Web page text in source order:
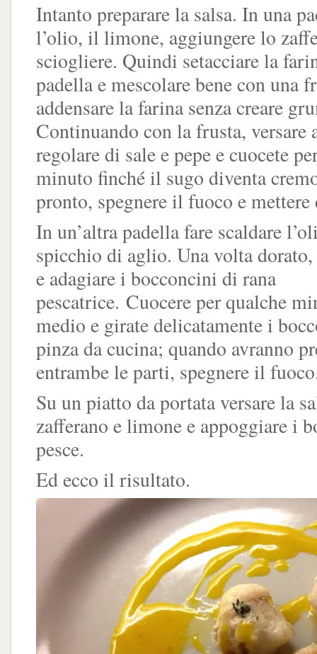
Intanto preparare la salsa. In una
l’olio, il limone, aggiungere lo
sciogliere. Quindi setacciare la
padella e mescolare bene con una
addensare la farina senza creare
Continuando con la frusta, versare
regolare di sale e pepe e cuocete
minuto finché il sugo diventa
pronto, spegnere il fuoco e mettere
In un’altra padella fare scaldare
spicchio di aglio. Una volta
e adagiare i bocconcini di rana
pescatrice. Cuocere per qualche
medio e girate delicatamente i
pinza da cucina; quando avranno
entrambe le parti, spegnere il
Su un piatto da portata versare la
zafferano e limone e appoggiare i
pesce.
Ed ecco il risultato.